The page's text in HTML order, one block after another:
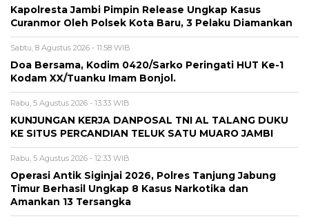
Kapolresta Jambi Pimpin Release Ungkap Kasus
Curanmor Oleh Polsek Kota Baru, 3 Pelaku Diamankan
Sabtu, 8 Agustus 2026 - 11:58 WIB
Doa Bersama, Kodim 0420/Sarko Peringati HUT Ke-1
Kodam XX/Tuanku Imam Bonjol.
Rabu, 5 Agustus 2026 - 13:33 WIB
KUNJUNGAN KERJA DANPOSAL TNI AL TALANG DUKU
KE SITUS PERCANDIAN TELUK SATU MUARO JAMBI
Rabu, 5 Agustus 2026 - 12:33 WIB
Operasi Antik Siginjai 2026, Polres Tanjung Jabung
Timur Berhasil Ungkap 8 Kasus Narkotika dan
Amankan 13 Tersangka